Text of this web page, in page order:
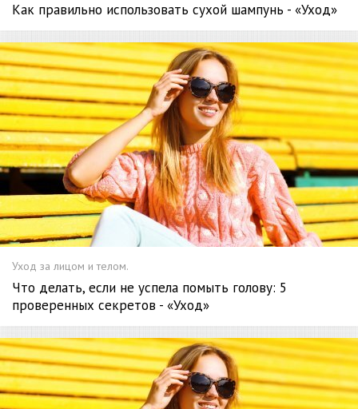
Как правильно использовать сухой шампунь - «Уход»
Уход за лицом и телом.
Что делать, если не успела помыть голову: 5
проверенных секретов - «Уход»